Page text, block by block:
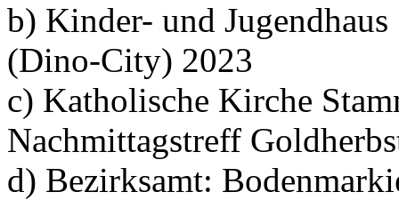
b) Kinder- und
(Dino-City) 2023
c) Katholische Kirche
Nachmittagstreff
d) Bezirksamt: